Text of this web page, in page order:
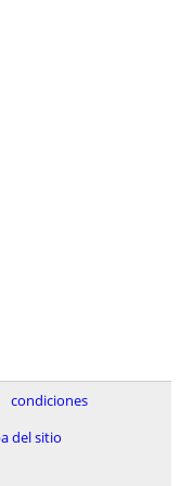
condiciones
del sitio